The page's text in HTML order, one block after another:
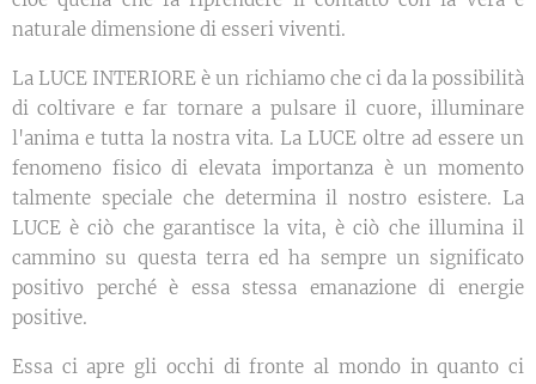
naturale dimensione di esseri viventi.
La LUCE INTERIORE è un richiamo che ci da la possibilità
di coltivare e far tornare a pulsare il cuore, illuminare
l'anima e tutta la nostra vita. La LUCE oltre ad essere un
fenomeno fisico di elevata importanza è un momento
talmente speciale che determina il nostro esistere. La
LUCE è ciò che garantisce la vita, è ciò che illumina il
cammino su questa terra ed ha sempre un significato
positivo perché è essa stessa emanazione di energie
positive.
Essa ci apre gli occhi di fronte al mondo in quanto ci